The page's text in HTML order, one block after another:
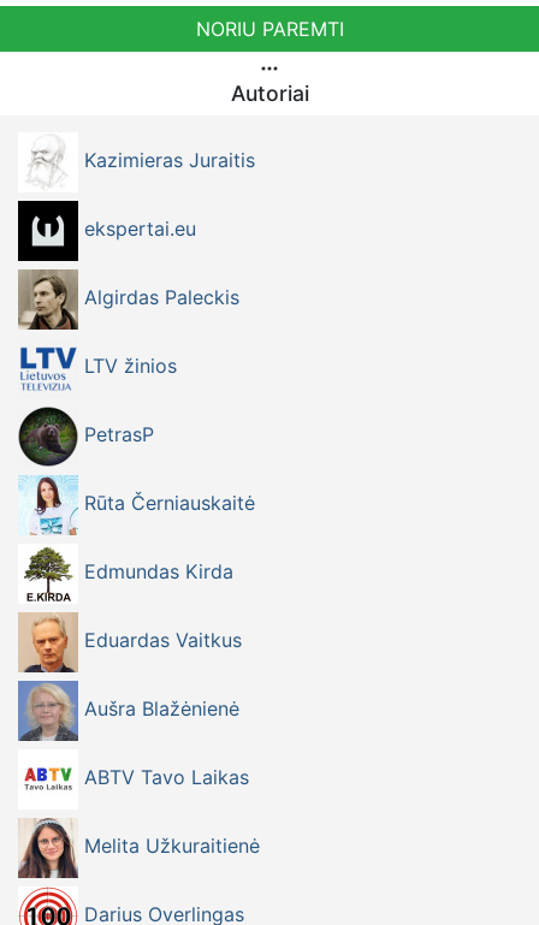
NORIU PAREMTI
Autoriai
Kazimieras Juraitis
ekspertai.eu
Algirdas Paleckis
LTV žinios
PetrasP
Rūta Černiauskaitė
Edmundas Kirda
Eduardas Vaitkus
Aušra Blažėnienė
ABTV Tavo Laikas
Melita Užkuraitienė
Darius Overlingas